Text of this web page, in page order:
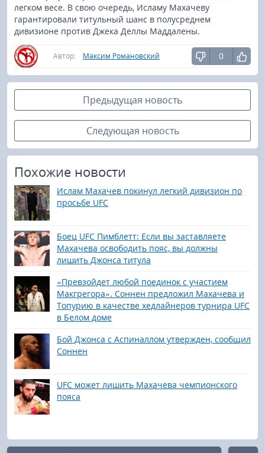
легком весе. В свою очередь, Исламу Махачеву
гарантировали титульный шанс в полусреднем
дивизионе против Джека Деллы Маддалены.
Автор: Максим Романовский 0
Предыдущая новость
Следующая новость
Похожие новости
Ислам Махачев покинул легкий дивизион по
просьбе UFC
Боец UFC Пимблетт: Если вы заставляете
Махачева освободить пояс, вы должны
лишить Джонса титула
«Превзойдет любой поединок с участием
Макгрегора». Соннен предложил Махачева и
Топурию в качестве хедлайнеров турнира UFC
в Белом доме
Бой Джонса с Аспиналлом утвержден, сообщил
Соннен
UFC может лишить Махачева чемпионского
пояса